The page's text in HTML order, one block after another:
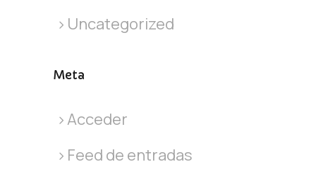
Uncategorized
Meta
Acceder
Feed de entradas